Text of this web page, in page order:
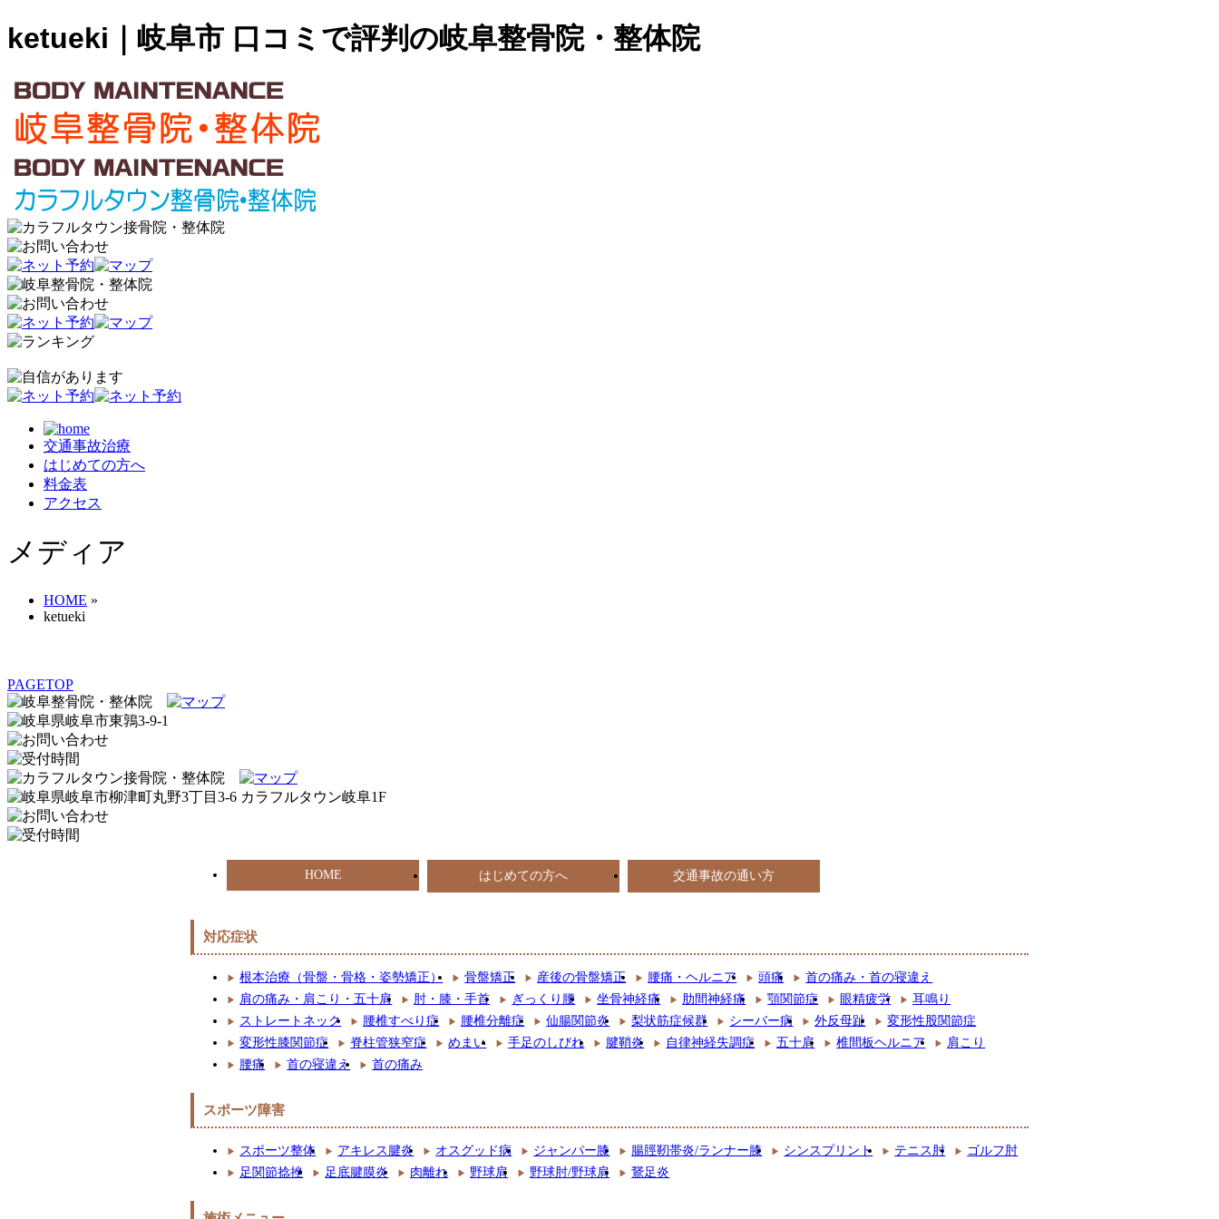
ketueki｜岐阜市 口コミで評判の岐阜整骨院・整体院
交通事故治療
はじめての方へ
料金表
アクセス
メディア
HOME »
ketueki
PAGETOP
HOME はじめての方へ 交通事故の通い方
対応症状
根本治療（骨盤・骨格・姿勢矯正） 骨盤矯正 産後の骨盤矯正 腰痛・ヘルニア 頭痛
首の痛み・首の寝違え
肩の痛み・肩こり・五十肩
肘・膝・手首 ぎっくり腰 坐骨神経痛 肋間神経痛 顎関節症 眼精疲労
耳鳴り
ストレートネック
腰椎すべり症 腰椎分離症 仙腸関節炎 梨状筋症候群 シーバー病 外反母趾
変形性股関節症
変形性膝関節症
脊柱管狭窄症 めまい 手足のしびれ 腱鞘炎 自律神経失調症 五十肩 椎間板ヘルニア
肩こり
腰痛
首の寝違え 首の痛み
スポーツ障害
スポーツ整体 アキレス腱炎 オスグッド病 ジャンパー膝 腸脛靭帯炎/ランナー膝 シンスプリント テニス肘
ゴルフ肘
足関節捻挫
足底腱膜炎 肉離れ 野球肩 野球肘/野球肩 鵞足炎